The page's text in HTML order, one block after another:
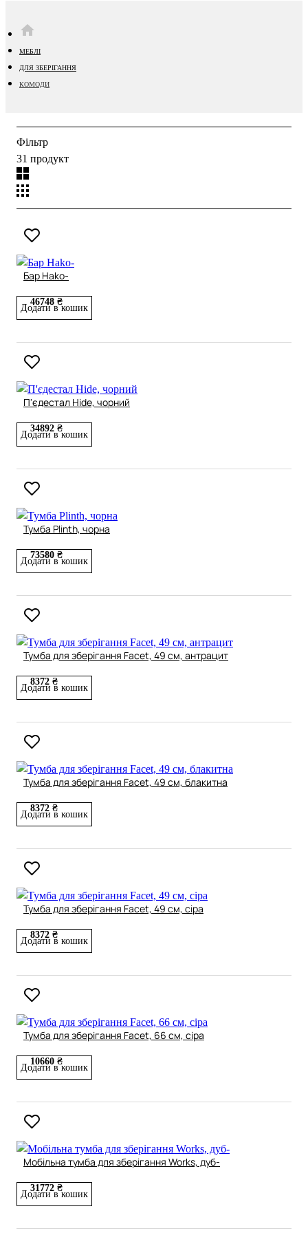
МЕБЛІ
ДЛЯ ЗБЕРІГАННЯ
КОМОДИ
Фільтр
31 продукт
Бар Hako-
46748 ₴
Додати в кошик
П'єдестал Hide, чорний
34892 ₴
Додати в кошик
Тумба Plinth, чорна
73580 ₴
Додати в кошик
Тумба для зберігання Facet, 49 см, антрацит
8372 ₴
Додати в кошик
Тумба для зберігання Facet, 49 см, блакитна
8372 ₴
Додати в кошик
Тумба для зберігання Facet, 49 см, сіра
8372 ₴
Додати в кошик
Тумба для зберігання Facet, 66 см, сіра
10660 ₴
Додати в кошик
Мобільна тумба для зберігання Works, дуб-
31772 ₴
Додати в кошик